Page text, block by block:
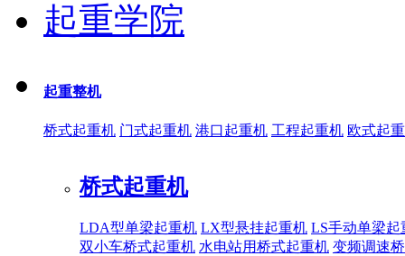
起重学院
起重整机
桥式起重机 门式起重机 港口起重机 工程起重机 欧式起
桥式起重机
LDA型单梁起重机 LX型悬挂起重机 LS手动单梁起
双小车桥式起重机 水电站用桥式起重机 变频调速